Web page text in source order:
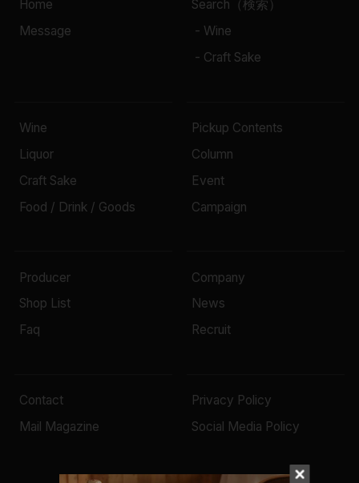
Home
Message
Search（検索）
- Wine
- Craft Sake
Wine
Liquor
Craft Sake
Food / Drink / Goods
Pickup Contents
Column
Event
Campaign
Producer
Shop List
Faq
Company
News
Recruit
Contact
Mail Magazine
Privacy Policy
Social Media Policy